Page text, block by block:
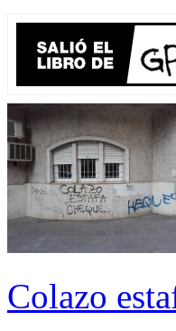
Colazo